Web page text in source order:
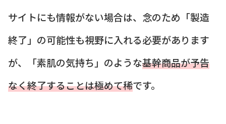
サイトにも情報がない場合は、念のため「製造
終了」の可能性も視野に入れる必要があります
が、「素肌の気持ち」のような基幹商品が予告
なく終了することは極めて稀です。